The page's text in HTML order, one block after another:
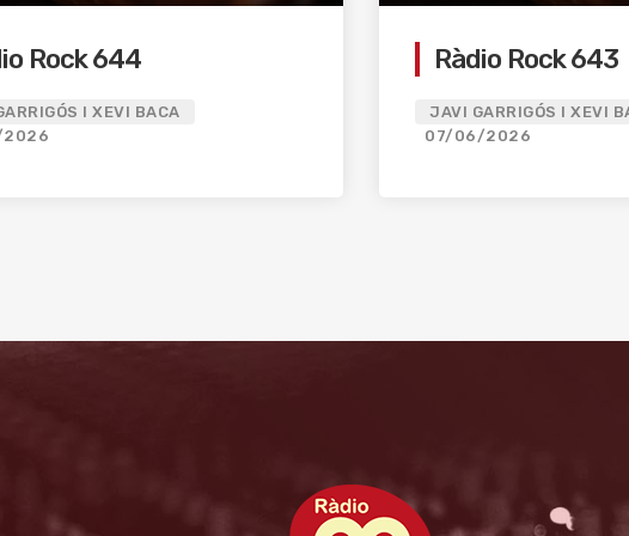
Rock 644
I XEVI BACA
Ràdio Rock 643
JAVI GARRIGÓS I XEVI
07/06/2026